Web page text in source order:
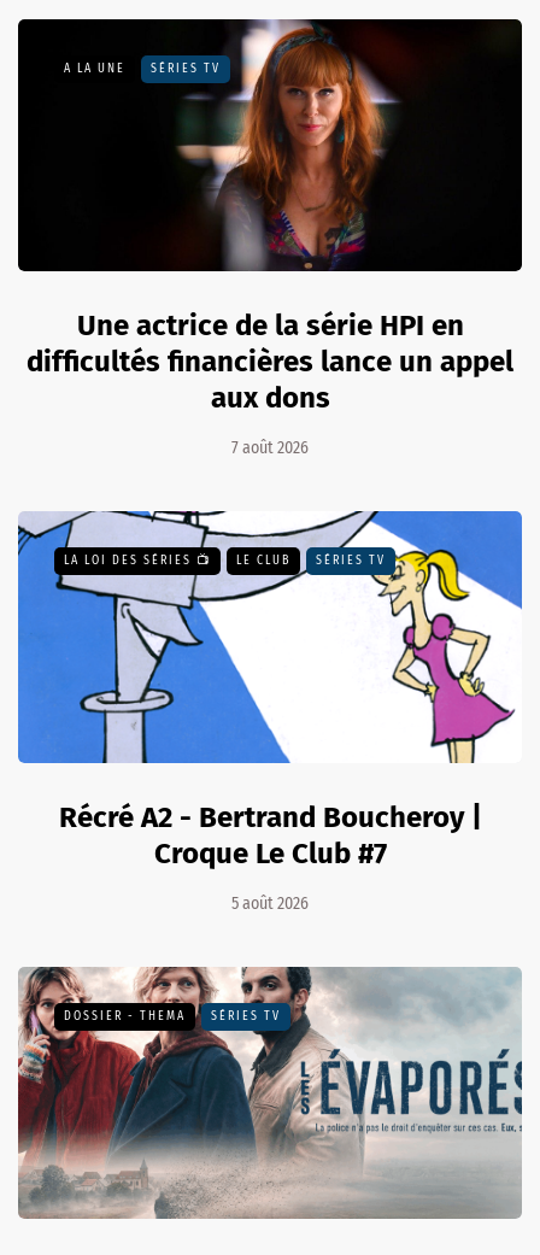
A LA UNE SÉRIES TV
Une actrice de la série HPI en
difficultés financières lance un appel
aux dons
7 août 2026
LA LOI DES SÉRIES 📺 LE CLUB SÉRIES TV
Récré A2 - Bertrand Boucheroy |
Croque Le Club #7
5 août 2026
DOSSIER - THEMA SÉRIES TV